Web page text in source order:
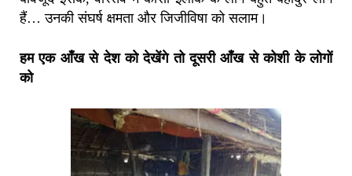
हैं… उनकी संघर्ष क्षमता और जिजीविषा को सलाम।
हम एक आँख से देश को देखेंगे तो दूसरी आँख से कोशी के लोगों
को